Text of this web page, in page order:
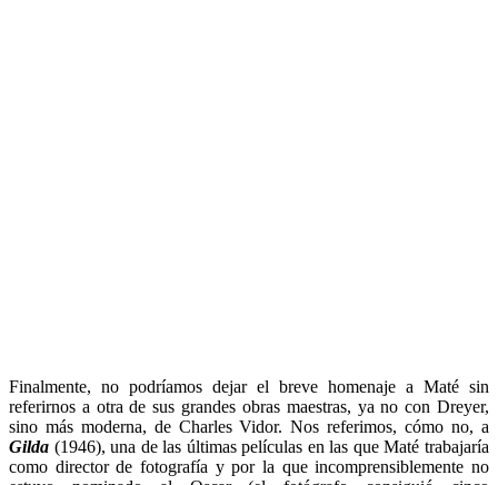
Finalmente, no podríamos dejar el breve homenaje a Maté sin
referirnos a otra de sus grandes obras maestras, ya no con Dreyer,
sino más moderna, de Charles Vidor. Nos referimos, cómo no, a
Gilda (1946), una de las últimas películas en las que Maté trabajaría
como director de fotografía y por la que incomprensiblemente no